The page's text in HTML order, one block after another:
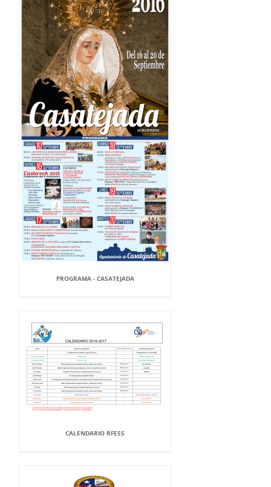
PROGRAMA - CASATEJADA
CALENDARIO RFESS